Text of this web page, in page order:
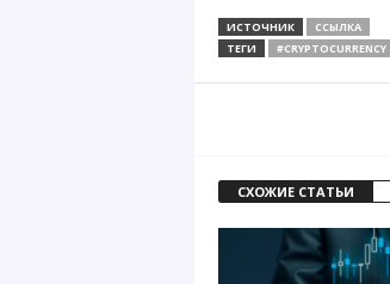
ИСТОЧНИК
ССЫЛКА
ТЕГИ
#CRYPTOCURRENCY
СХОЖИЕ СТАТЬИ